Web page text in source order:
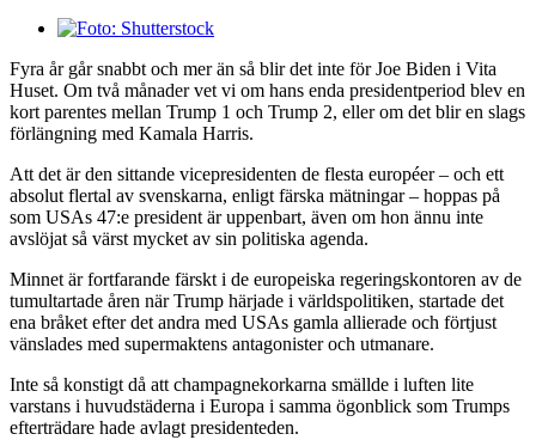
Visa
bild
Fyra år går snabbt och mer än så blir det inte för Joe Biden i Vita
Huset. Om två månader vet vi om hans enda presidentperiod blev en
kort parentes mellan Trump 1 och Trump 2, eller om det blir en slags
förlängning med Kamala Harris.
Att det är den sittande vicepresidenten de flesta européer – och ett
absolut flertal av svenskarna, enligt färska mätningar – hoppas på
som USAs 47:e president är uppenbart, även om hon ännu inte
avslöjat så värst mycket av sin politiska agenda.
Minnet är fortfarande färskt i de europeiska regeringskontoren av de
tumultartade åren när Trump härjade i världspolitiken, startade det
ena bråket efter det andra med USAs gamla allierade och förtjust
vänslades med supermaktens antagonister och utmanare.
Inte så konstigt då att champagnekorkarna smällde i luften lite
varstans i huvudstäderna i Europa i samma ögonblick som Trumps
efterträdare hade avlagt presidenteden.